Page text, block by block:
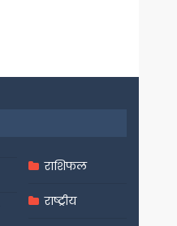
राशिफल
राष्ट्रीय